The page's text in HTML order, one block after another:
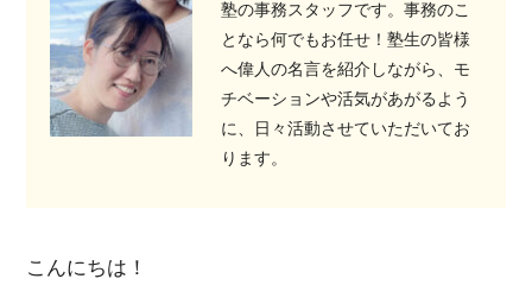
塾の事務スタッフです。事務のこ
となら何でもお任せ！塾生の皆様
へ偉人の名言を紹介しながら、モ
チベーションや活気があがるよう
に、日々活動させていただいてお
ります。
こんにちは！